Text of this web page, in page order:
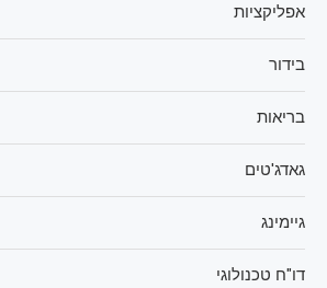
אפליקציות
בידור
בריאות
גאדג'טים
גיימינג
דו"ח טכנולוגי